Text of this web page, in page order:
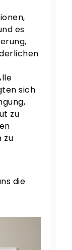
es
sich
zu
zu
die